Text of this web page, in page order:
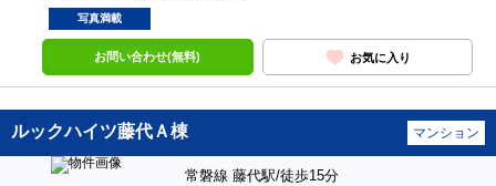
写真満載
お問い合わせ(無料) お気に入り
ルックハイツ藤代Ａ棟 マンション
常磐線 藤代駅/徒歩15分